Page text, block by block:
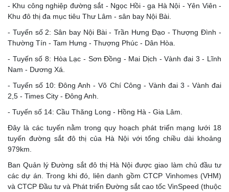
- Khu công nghiệp đường sắt - Ngọc Hồi - ga Hà Nội - Yên Viên -
Khu đô thị đa mục tiêu Thư Lâm - sân bay Nội Bài.
- Tuyến số 2: Sân bay Nội Bài - Trần Hưng Đạo - Thượng Đình -
Thường Tín - Tam Hưng - Thượng Phúc - Dân Hòa.
- Tuyến số 8: Hòa Lạc - Sơn Đồng - Mai Dịch - Vành đai 3 - Lĩnh
Nam - Dương Xá.
- Tuyến số 10: Đông Anh - Võ Chí Công - Vành đai 3 - Vành đai
2,5 - Times City - Đông Anh.
- Tuyến số 14: Cầu Thăng Long - Hồng Hà - Gia Lâm.
Đây là các tuyến nằm trong quy hoạch phát triển mạng lưới 18
tuyến đường sắt đô thị của Hà Nội với tổng chiều dài khoảng
979km.
Ban Quản lý Đường sắt đô thị Hà Nội được giao làm chủ đầu tư
các dự án. Trong khi đó, liên danh gồm CTCP Vinhomes (VHM)
và CTCP Đầu tư và Phát triển Đường sắt cao tốc VinSpeed (thuộc